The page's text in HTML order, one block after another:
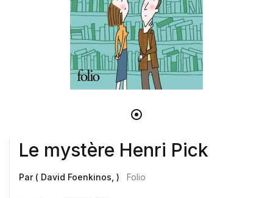
Le mystère Henri Pick
Par ( David Foenkinos, ) Folio